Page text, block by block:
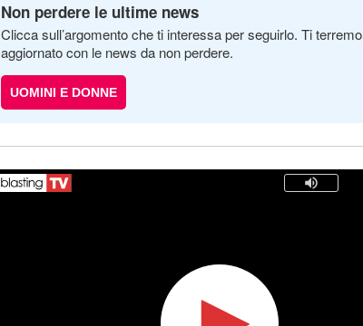
Non perdere le ultime news
Clicca sull’argomento che ti interessa per seguirlo. Ti terremo
aggiornato con le news da non perdere.
UOMINI E DONNE